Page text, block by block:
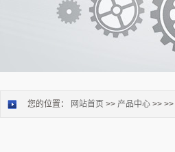
您的位置： 网站首页 >> 产品中心 >> >>